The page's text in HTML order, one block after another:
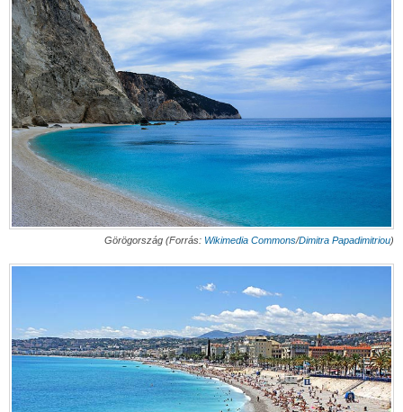
Görögország (Forrás: Wikimedia Commons/Dimitra Papadimitriou)